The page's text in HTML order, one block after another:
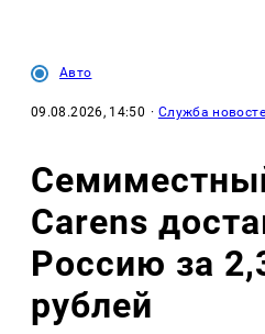
Авто
09.08.2026, 14:50 · Служба
Carens
Россию за
рублей